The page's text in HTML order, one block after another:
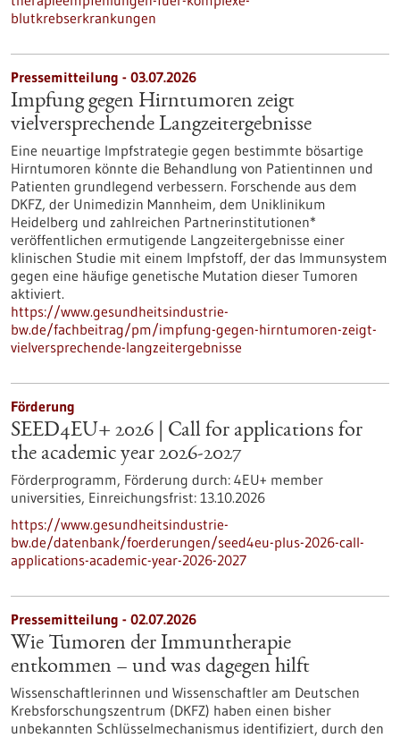
blutkrebserkrankungen
Pressemitteilung - 03.07.2026
Impfung gegen Hirntumoren zeigt
vielversprechende Langzeitergebnisse
Eine neuartige Impfstrategie gegen bestimmte bösartige
Hirntumoren könnte die Behandlung von Patientinnen und
Patienten grundlegend verbessern. Forschende aus dem
DKFZ, der Unimedizin Mannheim, dem Uniklinikum
Heidelberg und zahlreichen Partnerinstitutionen*
veröffentlichen ermutigende Langzeitergebnisse einer
klinischen Studie mit einem Impfstoff, der das Immunsystem
gegen eine häufige genetische Mutation dieser Tumoren
aktiviert.
https://www.gesundheitsindustrie-
bw.de/fachbeitrag/pm/impfung-gegen-hirntumoren-zeigt-
vielversprechende-langzeitergebnisse
Förderung
SEED4EU+ 2026 | Call for applications for
the academic year 2026-2027
Förderprogramm, Förderung durch: 4EU+ member
universities, Einreichungsfrist: 13.10.2026
https://www.gesundheitsindustrie-
bw.de/datenbank/foerderungen/seed4eu-plus-2026-call-
applications-academic-year-2026-2027
Pressemitteilung - 02.07.2026
Wie Tumoren der Immuntherapie
entkommen – und was dagegen hilft
Wissenschaftlerinnen und Wissenschaftler am Deutschen
Krebsforschungszentrum (DKFZ) haben einen bisher
unbekannten Schlüsselmechanismus identifiziert, durch den